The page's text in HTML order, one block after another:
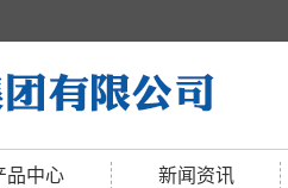
品中心 新闻资讯